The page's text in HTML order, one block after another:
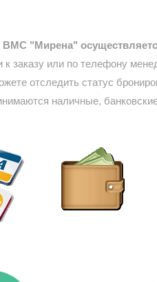
"Мирена"
к заказу или по телефону
отследить статус
наличные,